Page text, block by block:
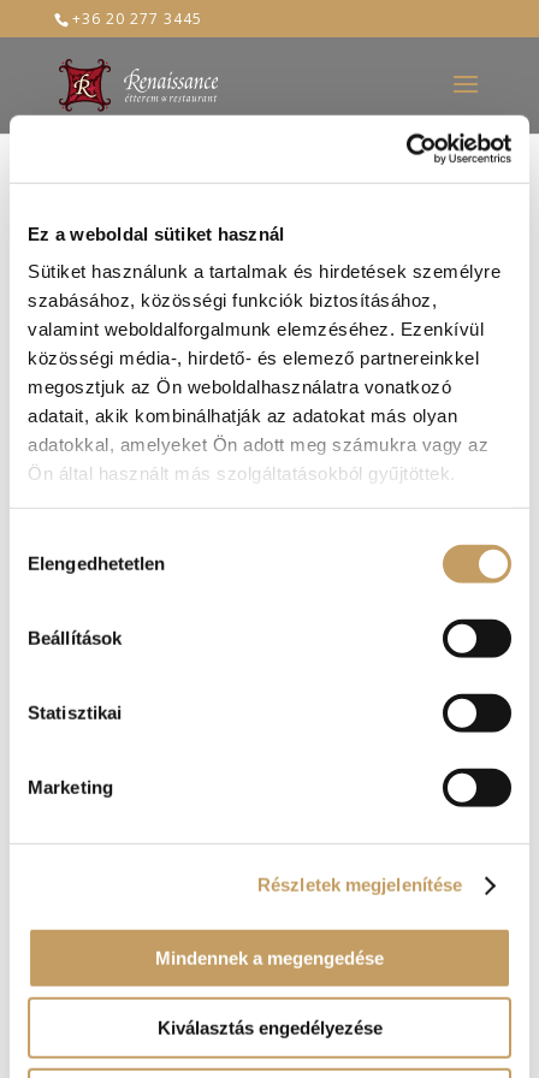
Ez a weboldal sütiket használ
Sütiket használunk a tartalmak és hirdetések személyre
szabásához, közösségi funkciók biztosításához,
valamint weboldalforgalmunk elemzéséhez. Ezenkívül
közösségi média-, hirdető- és elemező partnereinkkel
megosztjuk az Ön weboldalhasználatra vonatkozó
adatait, akik kombinálhatják az adatokat más olyan
adatokkal, amelyeket Ön adott meg számukra vagy az
Ön által használt más szolgáltatásokból gyűjtöttek.
kiválasztása
Elengedhetetlen
Beállítások
Statisztikai
Marketing
Részletek megjelenítése
Mindennek a megengedése
Kiválasztás engedélyezése
+36 20 277 3445
nyárs
2022-aug-27
Kosár
Nincsenek termékek a kosárban.